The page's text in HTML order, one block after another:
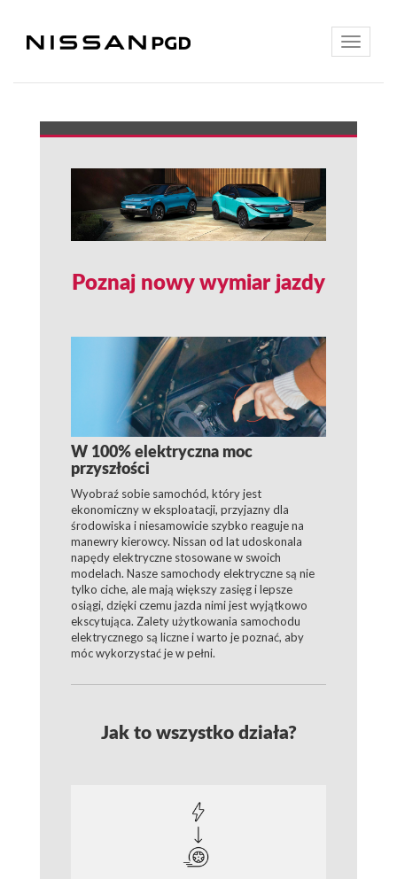
Toggle
Poznaj nowy wymiar jazdy
W 100% elektryczna moc
przyszłości
Wyobraź sobie samochód, który jest
ekonomiczny w eksploatacji, przyjazny dla
środowiska i niesamowicie szybko reaguje na
manewry kierowcy. Nissan od lat udoskonala
napędy elektryczne stosowane w swoich
modelach. Nasze samochody elektryczne są nie
tylko ciche, ale mają większy zasięg i lepsze
osiągi, dzięki czemu jazda nimi jest wyjątkowo
ekscytująca. Zalety użytkowania samochodu
elektrycznego są liczne i warto je poznać, aby
móc wykorzystać je w pełni.
Jak to wszystko działa?